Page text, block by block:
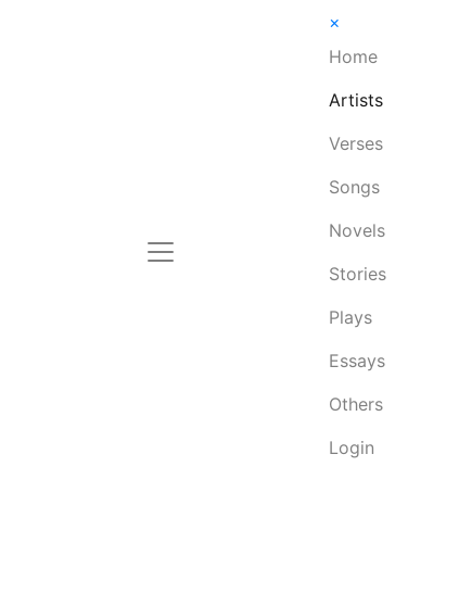
×
Home
Artists
Verses
Songs
Novels
Stories
Plays
Essays
Others
Login